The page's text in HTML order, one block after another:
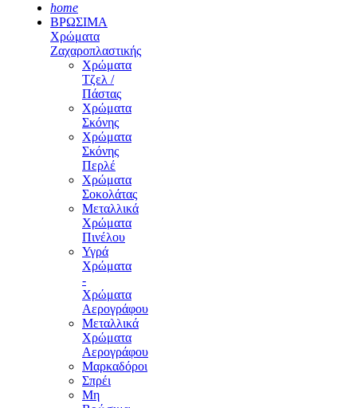
home
ΒΡΩΣΙΜΑ
Χρώματα
Ζαχαροπλαστικής
Χρώματα
Τζελ /
Πάστας
Χρώματα
Σκόνης
Χρώματα
Σκόνης
Περλέ
Χρώματα
Σοκολάτας
Μεταλλικά
Χρώματα
Πινέλου
Υγρά
Χρώματα
-
Χρώματα
Αερογράφου
Μεταλλικά
Χρώματα
Αερογράφου
Μαρκαδόροι
Σπρέι
Μη